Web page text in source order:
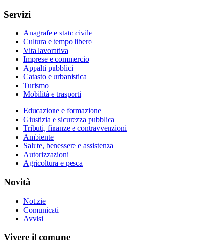
Servizi
Anagrafe e stato civile
Cultura e tempo libero
Vita lavorativa
Imprese e commercio
Appalti pubblici
Catasto e urbanistica
Turismo
Mobilità e trasporti
Educazione e formazione
Giustizia e sicurezza pubblica
Tributi, finanze e contravvenzioni
Ambiente
Salute, benessere e assistenza
Autorizzazioni
Agricoltura e pesca
Novità
Notizie
Comunicati
Avvisi
Vivere il comune